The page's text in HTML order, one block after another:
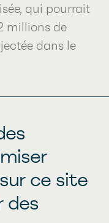
ce site
des
qui pourrait
millions de
dans le
des médecins
en
des
du